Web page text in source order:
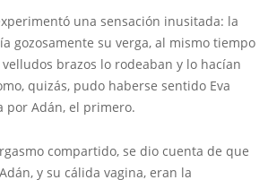
una sensación inusitada: la
gozosamente su verga, al mismo tiempo
brazos lo rodeaban y lo hacían
quizás, pudo haberse sentido Eva
por Adán, el primero.
compartido, se dio cuenta de que
y su cálida vagina, eran la